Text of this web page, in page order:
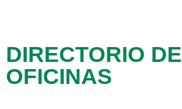
DIRECTORIO DE
OFICINAS